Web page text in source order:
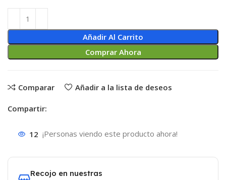
Añadir Al Carrito
Comprar Ahora
Comparar Añadir a la lista de deseos
Compartir:
12 ¡Personas viendo este producto ahora!
Recojo en nuestras